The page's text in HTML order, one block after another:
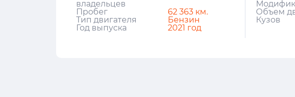
владельцев
Пробег
62 363 км.
Тип двигателя
Бензин
Год выпуска
2021 год
Объем
Кузов